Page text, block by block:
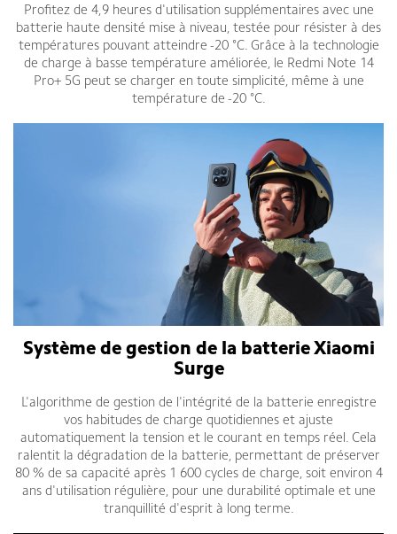
Profitez de 4,9 heures d'utilisation supplémentaires avec une
batterie haute densité mise à niveau, testée pour résister à des
températures pouvant atteindre -20 °C. Grâce à la technologie
de charge à basse température améliorée, le Redmi Note 14
Pro+ 5G peut se charger en toute simplicité, même à une
température de -20 °C.
Système de gestion de la batterie Xiaomi
Surge
L'algorithme de gestion de l'intégrité de la batterie enregistre
vos habitudes de charge quotidiennes et ajuste
automatiquement la tension et le courant en temps réel. Cela
ralentit la dégradation de la batterie, permettant de préserver
80 % de sa capacité après 1 600 cycles de charge, soit environ 4
ans d'utilisation régulière, pour une durabilité optimale et une
tranquillité d'esprit à long terme.